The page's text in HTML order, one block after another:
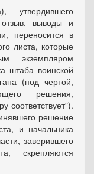
утвердившего
отзыв, выводы и
переносится в
листа, которые
экземпляром
штаба воинской
(под чертой,
решения,
соответствует").
решение
и начальника
заверившего
скрепляются